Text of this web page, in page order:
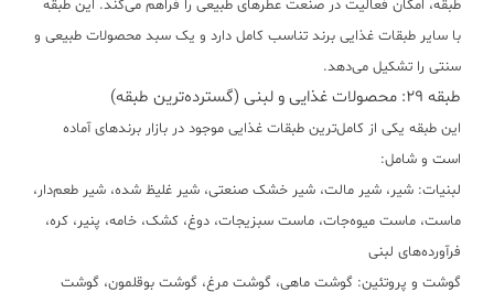
طبقه، امکان فعالیت در صنعت عطرهای طبیعی را فراهم می‌کند. این طبقه
با سایر طبقات غذایی برند تناسب کامل دارد و یک سبد محصولات طبیعی و
سنتی را تشکیل می‌دهد.
طبقه ۲۹: محصولات غذایی و لبنی (گسترده‌ترین طبقه)
این طبقه یکی از کامل‌ترین طبقات غذایی موجود در بازار برندهای آماده
است و شامل:
لبنیات: شیر، شیر مالت، شیر خشک صنعتی، شیر غلیظ شده، شیر طعم‌دار،
ماست، ماست میوه‌جات، ماست سبزیجات، دوغ، کشک، خامه، پنیر، کره،
فرآورده‌های لبنی
گوشت و پروتئین: گوشت ماهی، گوشت مرغ، گوشت بوقلمون، گوشت